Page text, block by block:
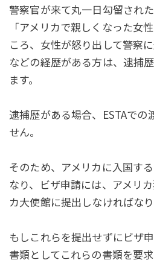
警察官が来て丸一日勾留された
「アメリカで親しくなった女
ころ、女性が怒り出して警察に
などの経歴がある方は、逮捕
ます。
逮捕歴がある場合、ESTAでの
せん。
そのため、アメリカに入国す
なり、ビザ申請には、アメリ
カ大使館に提出しなければなり
もしこれらを提出せずにビザ
書類としてこれらの書類を要